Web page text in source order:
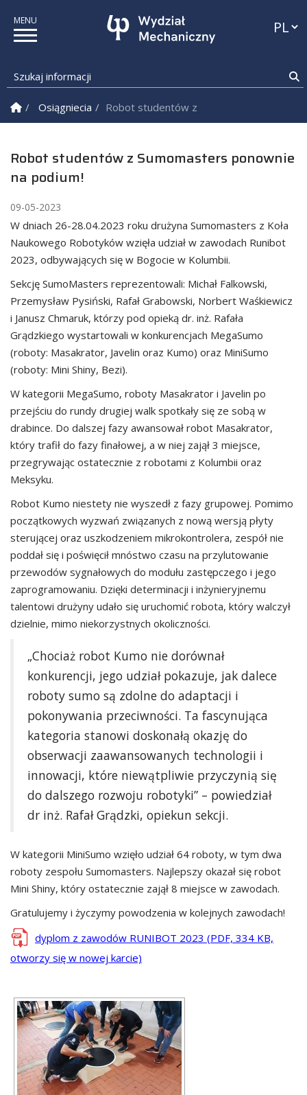
Szukaj informacji
Strona Główna
Osiągniecia Robot studentów z Sumomasters
Robot studentów z Sumomasters ponownie
na podium!
09-05-2023
W dniach 26-28.04.2023 roku drużyna Sumomasters z Koła
Naukowego Robotyków wzięła udział w zawodach Runibot
2023, odbywających się w Bogocie w Kolumbii.
Sekcję SumoMasters reprezentowali: Michał Falkowski,
Przemysław Pysiński, Rafał Grabowski, Norbert Waśkiewicz
i Janusz Chmaruk, którzy pod opieką dr. inż. Rafała
Grądzkiego wystartowali w konkurencjach MegaSumo
(roboty: Masakrator, Javelin oraz Kumo) oraz MiniSumo
(roboty: Mini Shiny, Bezi).
W kategorii MegaSumo, roboty Masakrator i Javelin po
przejściu do rundy drugiej walk spotkały się ze sobą w
drabince. Do dalszej fazy awansował robot Masakrator,
który trafił do fazy finałowej, a w niej zajął 3 miejsce,
przegrywając ostatecznie z robotami z Kolumbii oraz
Meksyku.
Robot Kumo niestety nie wyszedł z fazy grupowej. Pomimo
początkowych wyzwań związanych z nową wersją płyty
sterującej oraz uszkodzeniem mikrokontrolera, zespół nie
poddał się i poświęcił mnóstwo czasu na przylutowanie
przewodów sygnałowych do modułu zastępczego i jego
zaprogramowaniu. Dzięki determinacji i inżynieryjnemu
talentowi drużyny udało się uruchomić robota, który walczył
dzielnie, mimo niekorzystnych okoliczności.
„Chociaż robot Kumo nie dorównał
konkurencji, jego udział pokazuje, jak dalece
roboty sumo są zdolne do adaptacji i
pokonywania przeciwności. Ta fascynująca
kategoria stanowi doskonałą okazję do
obserwacji zaawansowanych technologii i
innowacji, które niewątpliwie przyczynią się
do dalszego rozwoju robotyki” – powiedział
dr inż. Rafał Grądzki, opiekun sekcji.
W kategorii MiniSumo wzięło udział 64 roboty, w tym dwa
roboty zespołu Sumomasters. Najlepszy okazał się robot
Mini Shiny, który ostatecznie zajął 8 miejsce w zawodach.
Gratulujemy i życzymy powodzenia w kolejnych zawodach!
dyplom z zawodów RUNIBOT 2023 (PDF, 334 KB,
otworzy się w nowej karcie)